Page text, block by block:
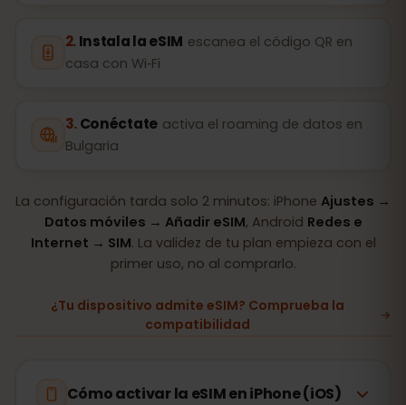
Instala la eSIM escanea el código QR en
casa con Wi‑Fi
Conéctate activa el roaming de datos en
Bulgaria
La configuración tarda solo 2 minutos: iPhone Ajustes →
Datos móviles → Añadir eSIM, Android Redes e
Internet → SIM. La validez de tu plan empieza con el
primer uso, no al comprarlo.
¿Tu dispositivo admite eSIM? Comprueba la
compatibilidad
Cómo activar la eSIM en iPhone (iOS)